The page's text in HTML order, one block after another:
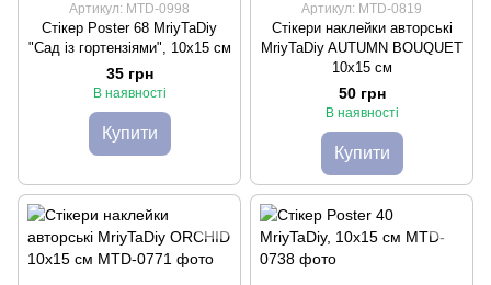
Артикул: MTD-0998
Стікер Poster 68 MriyTaDiy
"Сад із гортензіями", 10х15 см
35 грн
В наявності
Купити
Артикул: MTD-0819
Стікери наклейки авторські
MriyTaDiy AUTUMN BOUQUET
10х15 см
50 грн
В наявності
Купити